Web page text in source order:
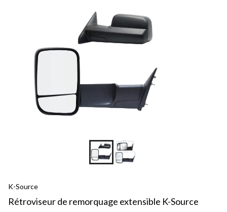
K-Source
Rétroviseur de remorquage extensible K-Source